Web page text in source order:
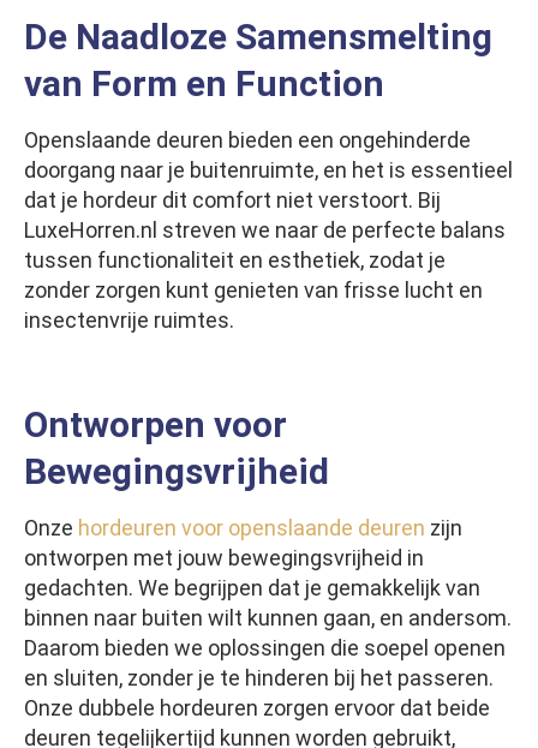
De Naadloze Samensmelting
van Form en Function
Openslaande deuren bieden een ongehinderde
doorgang naar je buitenruimte, en het is essentieel
dat je hordeur dit comfort niet verstoort. Bij
LuxeHorren.nl streven we naar de perfecte balans
tussen functionaliteit en esthetiek, zodat je
zonder zorgen kunt genieten van frisse lucht en
insectenvrije ruimtes.
Ontworpen voor
Bewegingsvrijheid
Onze hordeuren voor openslaande deuren zijn
ontworpen met jouw bewegingsvrijheid in
gedachten. We begrijpen dat je gemakkelijk van
binnen naar buiten wilt kunnen gaan, en andersom.
Daarom bieden we oplossingen die soepel openen
en sluiten, zonder je te hinderen bij het passeren.
Onze dubbele hordeuren zorgen ervoor dat beide
deuren tegelijkertijd kunnen worden gebruikt,